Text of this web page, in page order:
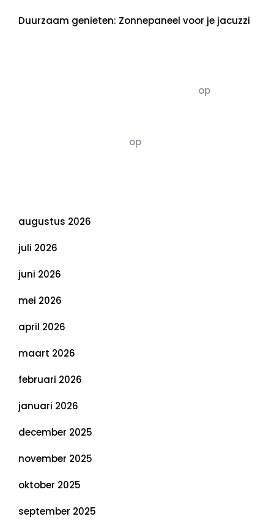
Duurzaam genieten: Zonnepaneel voor je jacuzzi
op
op
augustus 2026
juli 2026
juni 2026
mei 2026
april 2026
maart 2026
februari 2026
januari 2026
december 2025
november 2025
oktober 2025
september 2025